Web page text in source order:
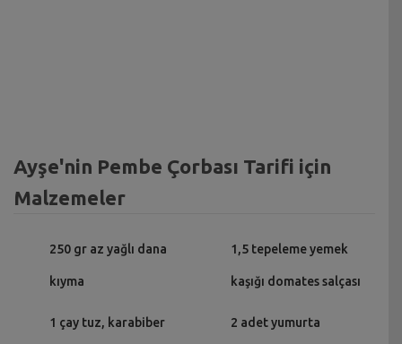
Ayşe'nin Pembe Çorbası Tarifi için
Malzemeler
250 gr az yağlı dana
kıyma
1 çay tuz, karabiber
1,5 tepeleme yemek
kaşığı domates salçası
2 adet yumurta